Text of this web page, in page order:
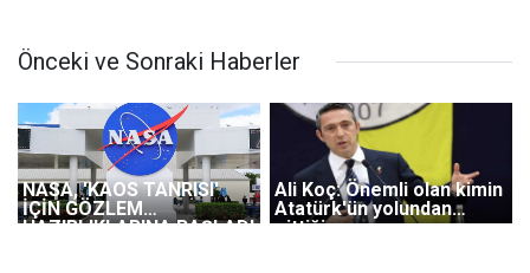
Önceki ve Sonraki Haberler
NASA, 'KAOS TANRISI'
İÇİN GÖZLEM
HAZIRLIKLARINA BAŞLADI
Ali Koç: Önemli olan kimin
Atatürk'ün yolundan
gittiği